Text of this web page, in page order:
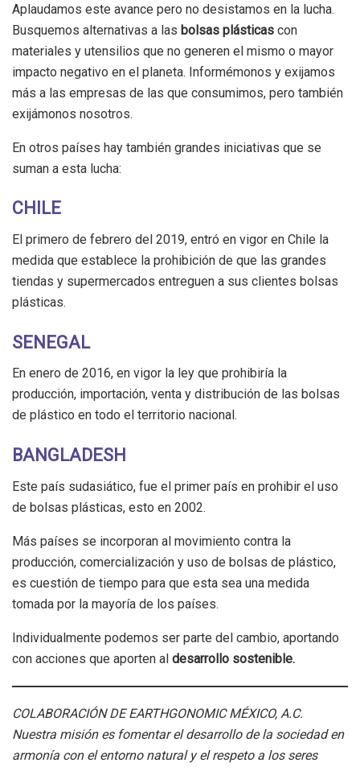
Aplaudamos este avance pero no desistamos en la lucha.
Busquemos alternativas a las bolsas plásticas con
materiales y utensilios que no generen el mismo o mayor
impacto negativo en el planeta. Informémonos y exijamos
más a las empresas de las que consumimos, pero también
exijámonos nosotros.
En otros países hay también grandes iniciativas que se
suman a esta lucha:
CHILE
El primero de febrero del 2019, entró en vigor en Chile la
medida que establece la prohibición de que las grandes
tiendas y supermercados entreguen a sus clientes bolsas
plásticas.
SENEGAL
En enero de 2016, en vigor la ley que prohibiría la
producción, importación, venta y distribución de las bolsas
de plástico en todo el territorio nacional.
BANGLADESH
Este país sudasiático, fue el primer país en prohibir el uso
de bolsas plásticas, esto en 2002.
Más países se incorporan al movimiento contra la
producción, comercialización y uso de bolsas de plástico,
es cuestión de tiempo para que esta sea una medida
tomada por la mayoría de los países.
Individualmente podemos ser parte del cambio, aportando
con acciones que aporten al desarrollo sostenible.
COLABORACIÓN DE EARTHGONOMIC MÉXICO, A.C.
Nuestra misión es fomentar el desarrollo de la sociedad en
armonía con el entorno natural y el respeto a los seres